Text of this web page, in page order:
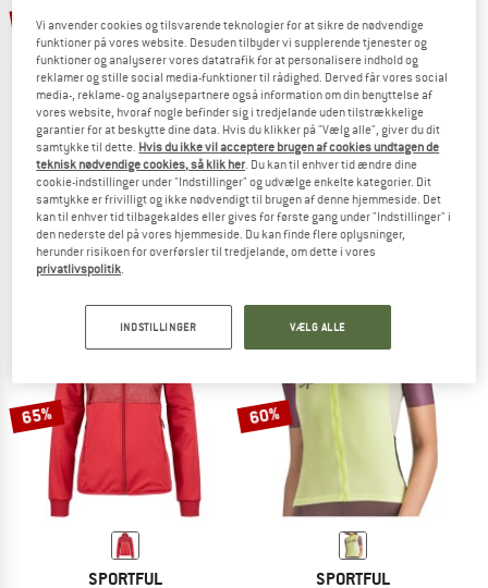
til 40%
SPORTFUL
Women's Essential Bra
Sports-bh
69,95 €fra 41,97 €
60%
SPORTFUL
Women's Doro Skirt
Syntetisk nederdel
109,95 €43,98 €
65%
SPORTFUL
60%
SPORTFUL
Vi anvender cookies og tilsvarende teknologier for at sikre de nødvendige
funktioner på vores website. Desuden tilbyder vi supplerende tjenester og
funktioner og analyserer vores datatrafik for at personalisere indhold og
reklamer og stille social media-funktioner til rådighed. Derved får vores social
media-, reklame- og analysepartnere også information om din benyttelse af
vores website, hvoraf nogle befinder sig i tredjelande uden tilstrækkelige
garantier for at beskytte dine data. Hvis du klikker på "Vælg alle", giver du dit
samtykke til dette. Hvis du ikke vil acceptere brugen af cookies undtagen de
teknisk nødvendige cookies, så klik her. Du kan til enhver tid ændre dine
cookie-indstillinger under "Indstillinger" og udvælge enkelte kategorier. Dit
samtykke er frivilligt og ikke nødvendigt til brugen af denne hjemmeside. Det
kan til enhver tid tilbagekaldes eller gives for første gang under "Indstillinger" i
den nederste del på vores hjemmeside. Du kan finde flere oplysninger,
herunder risikoen for overførsler til tredjelande, om dette i vores
privatlivspolitik.
INDSTILLINGER VÆLG ALLE